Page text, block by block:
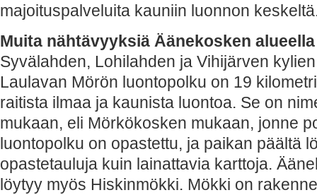
majoituspalveluita kauniin luonnon
Muita nähtävyyksiä Äänekosken alueella
Syvälahden, Lohilahden ja Vihijärven
Laulavan Mörön luontopolku on 19
raitista ilmaa ja kaunista luontoa. Se on
mukaan, eli Mörkökosken mukaan, jonne
luontopolku on opastettu, ja paikan päältä
opastetauluja kuin lainattavia karttoja.
löytyy myös Hiskinmökki. Mökki on